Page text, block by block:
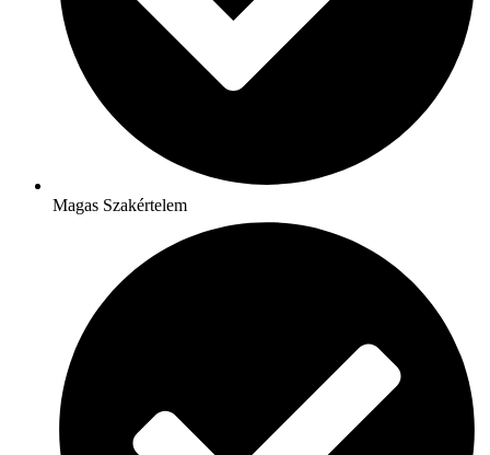
Magas Szakértelem